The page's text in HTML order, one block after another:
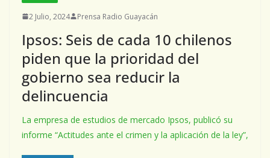
2 Julio, 2024 Prensa Radio Guayacán
Ipsos: Seis de cada 10 chilenos
piden que la prioridad del
gobierno sea reducir la
delincuencia
La empresa de estudios de mercado Ipsos, publicó su
informe “Actitudes ante el crimen y la aplicación de la ley”,